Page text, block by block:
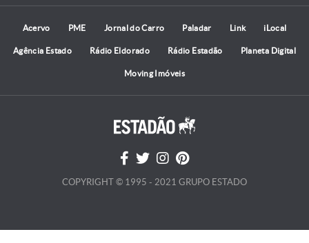
Acervo PME Jornal do Carro Paladar Link iLocal
Agência Estado Rádio Eldorado Rádio Estadão Planeta Digital
Moving Imóveis
COPYRIGHT © 1995 - 2021 GRUPO ESTADO